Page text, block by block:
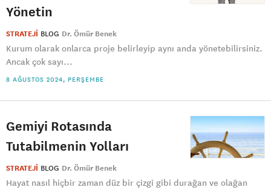
Yönetin
STRATEJİ BLOG Dr. Ömür Benek
Kurum olarak onlarca proje belirleyip aynı anda yönetebilirsiniz.
Ancak çok sayı...
8 AĞUSTOS 2024, PERŞEMBE
Gemiyi Rotasında
Tutabilmenin Yolları
STRATEJİ BLOG Dr. Ömür Benek
Hayat nasıl hiçbir zaman düz bir çizgi gibi durağan ve olağan